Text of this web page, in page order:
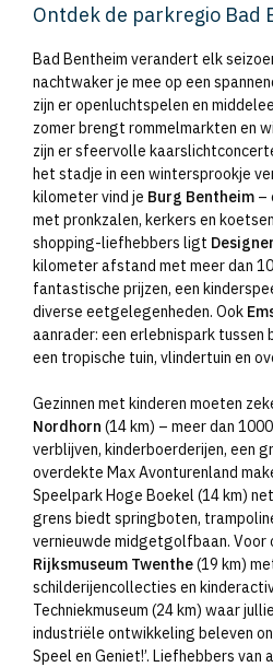
Ontdek de parkregio Bad
Bad Bentheim verandert elk
nachtwaker je mee op een
zijn er openluchtspelen en
zomer brengt rommelmarkten en
zijn er sfeervolle
het stadje in een wintersprookje
kilometer vind je Burg Bentheim –
met pronkzalen, kerkers en
shopping-liefhebbers ligt
kilometer afstand met meer dan
fantastische prijzen, een
diverse eetgelegenheden. Ook
aanrader: een erlebnispark tussen
een tropische tuin, vlindertuin en
Gezinnen met kinderen moeten
Nordhorn (14 km) – meer dan
verblijven, kinderboerderijen, een
overdekte Max Avonturenland
Speelpark Hoge Boekel (14 km)
grens biedt springboten,
vernieuwde midgetgolfbaan. Voor
Rijksmuseum Twenthe(19 km)
schilderijencollecties en
Techniekmuseum (24 km) waar
industriële ontwikkeling beleven
Speel en Geniet!’. Liefhebbers van